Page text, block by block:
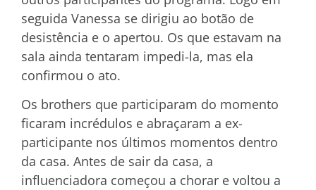
seguida Vanessa se dirigiu ao botão de
desistência e o apertou. Os que estavam na
sala ainda tentaram impedi-la, mas ela
confirmou o ato.
Os brothers que participaram do momento
ficaram incrédulos e abraçaram a ex-
participante nos últimos momentos dentro
da casa. Antes de sair da casa, a
influenciadora começou a chorar e voltou a